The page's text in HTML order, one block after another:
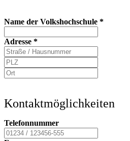
Name der Volkshochschule *
Adresse *
Kontaktmöglichkeiten
Telefonnummer